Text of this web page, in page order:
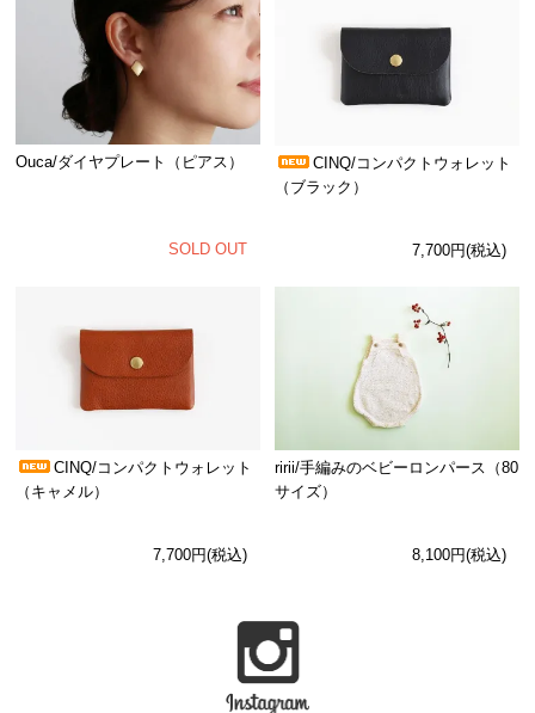
Ouca/ダイヤプレート（ピアス）
SOLD OUT
CINQ/コンパクトウォレット
（ブラック）
7,700円(税込)
CINQ/コンパクトウォレット
（キャメル）
7,700円(税込)
ririi/手編みのベビーロンパース（80
サイズ）
8,100円(税込)